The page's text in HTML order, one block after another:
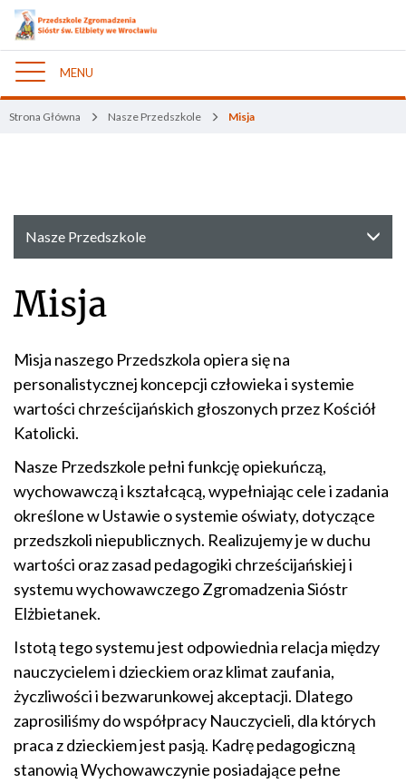
Nawigacja
MENU
Strona Główna Nasze Przedszkole Misja
Nasze Przedszkole
Misja
Misja naszego Przedszkola opiera się na
personalistycznej koncepcji człowieka i systemie
wartości chrześcijańskich głoszonych przez Kościół
Katolicki.
Nasze Przedszkole pełni funkcję opiekuńczą,
wychowawczą i kształcącą, wypełniając cele i zadania
określone w Ustawie o systemie oświaty, dotyczące
przedszkoli niepublicznych. Realizujemy je w duchu
wartości oraz zasad pedagogiki chrześcijańskiej i
systemu wychowawczego Zgromadzenia Sióstr
Elżbietanek.
Istotą tego systemu jest odpowiednia relacja między
nauczycielem i dzieckiem oraz klimat zaufania,
życzliwości i bezwarunkowej akceptacji. Dlatego
zaprosiliśmy do współpracy Nauczycieli, dla których
praca z dzieckiem jest pasją. Kadrę pedagogiczną
stanowią Wychowawczynie posiadające pełne